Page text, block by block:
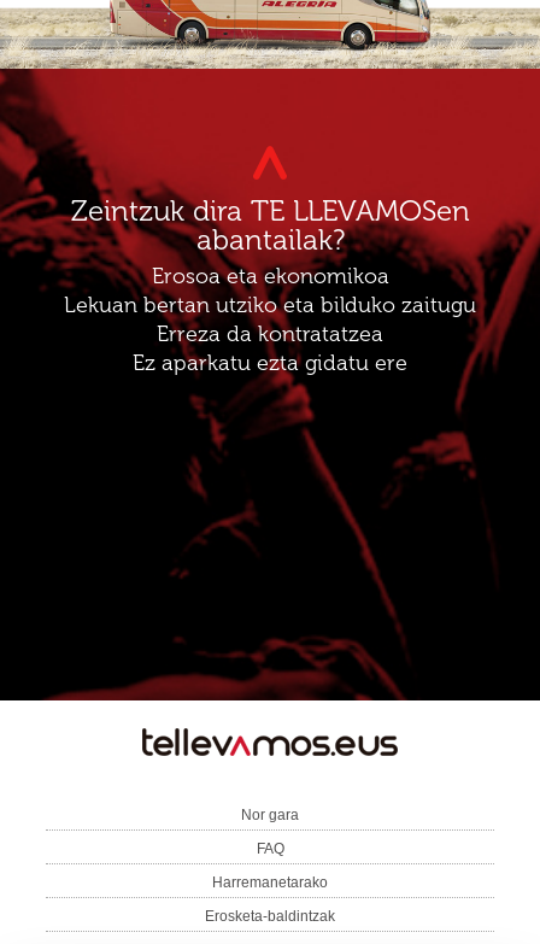
Zeintzuk dira TE LLEVAMOSen
abantailak?
Erosoa eta ekonomikoa
Lekuan bertan utziko eta bilduko zaitugu
Erreza da kontratatzea
Ez aparkatu ezta gidatu ere
Nor gara
FAQ
Harremanetarako
Erosketa-baldintzak